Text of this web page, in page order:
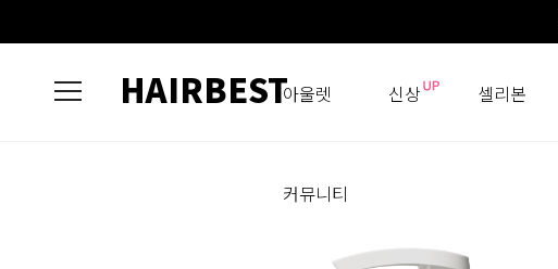
HAIRBEST아울렛 신상 셀리본
커뮤니티